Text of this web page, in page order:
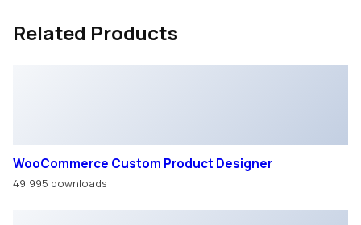
Related Products
49,992 downloads
WordPress Real Media Library – Media Categories /